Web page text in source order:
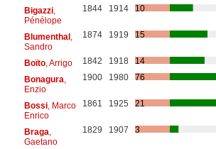
Bigazzi,
Pénélope
1844 1914 10
Blumenthal,
Sandro
1874 1919 15
Boïto, Arrigo 1842 1918
14
Bonagura
Enzio
1900 1980 76
Bossi, Marco
Enrico
1861 1925 21
Braga
Gaetano
1829 1907 3